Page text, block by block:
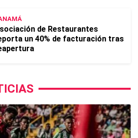
de Restaurantes
un 40% de facturación tras